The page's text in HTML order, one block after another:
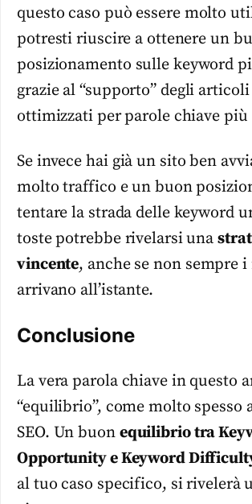
questo caso può essere molto
potresti riuscire a ottenere un
posizionamento sulle keyword
grazie al “supporto” degli
ottimizzati per parole chiave
Se invece hai già un sito ben
molto traffico e un buon
tentare la strada delle keyword
toste potrebbe rivelarsi una
vincente, anche se non sempre
arrivano all’istante.
Conclusione
La vera parola chiave in questo
“equilibrio”, come molto spesso
SEO. Un buon equilibrio tra
Opportunity e Keyword
al tuo caso specifico, si rivelerà